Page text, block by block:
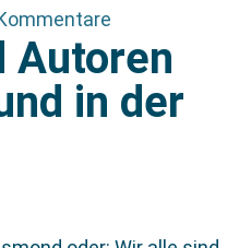
Autoren
in der